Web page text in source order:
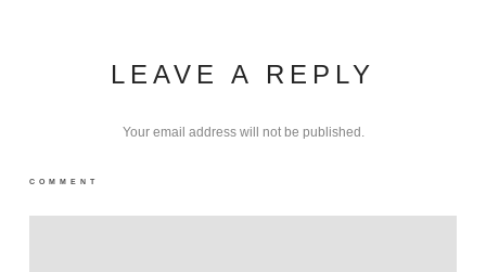
LEAVE A REPLY
Your email address will not be published.
COMMENT